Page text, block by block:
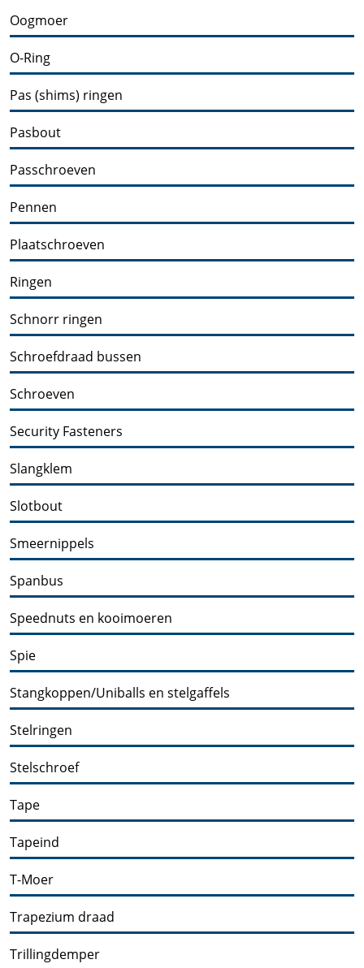
Oogmoer
O-Ring
Pas (shims) ringen
Pasbout
Passchroeven
Pennen
Plaatschroeven
Ringen
Schnorr ringen
Schroefdraad bussen
Schroeven
Security Fasteners
Slangklem
Slotbout
Smeernippels
Spanbus
Speednuts en kooimoeren
Spie
Stangkoppen/Uniballs en stelgaffels
Stelringen
Stelschroef
Tape
Tapeind
T-Moer
Trapezium draad
Trillingdemper